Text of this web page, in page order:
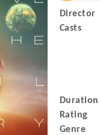
Director
Casts
Duration
Rating
Genre